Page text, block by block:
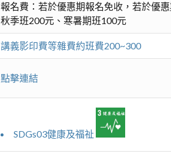
報名費：若於優惠期報名免收，若於優
秋季班200元、寒暑期班100元
講義影印費等雜費約班費200~300
點擊連結
SDGs03健康及福祉